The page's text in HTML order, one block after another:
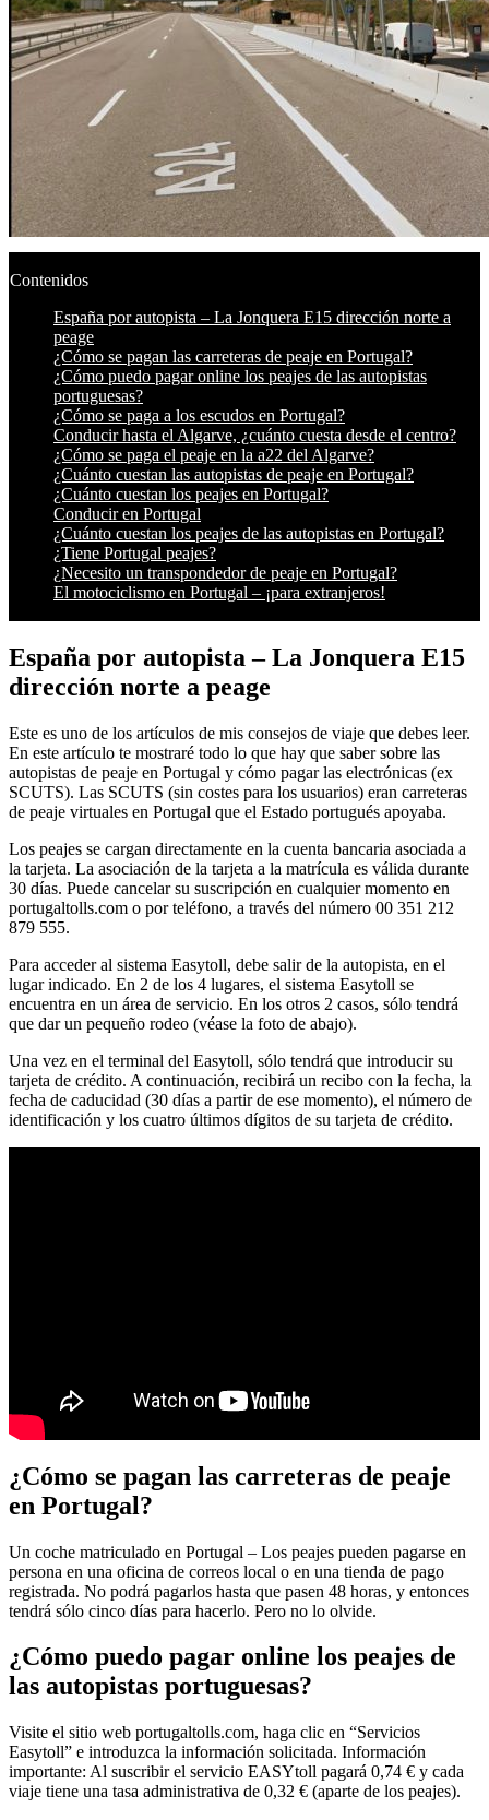
Contenidos
España por autopista – La Jonquera E15 dirección norte a
peage
¿Cómo se pagan las carreteras de peaje en Portugal?
¿Cómo puedo pagar online los peajes de las autopistas
portuguesas?
¿Cómo se paga a los escudos en Portugal?
Conducir hasta el Algarve, ¿cuánto cuesta desde el centro?
¿Cómo se paga el peaje en la a22 del Algarve?
¿Cuánto cuestan las autopistas de peaje en Portugal?
¿Cuánto cuestan los peajes en Portugal?
Conducir en Portugal
¿Cuánto cuestan los peajes de las autopistas en Portugal?
¿Tiene Portugal peajes?
¿Necesito un transpondedor de peaje en Portugal?
El motociclismo en Portugal – ¡para extranjeros!
España por autopista – La Jonquera E15
dirección norte a peage
Este es uno de los artículos de mis consejos de viaje que debes leer.
En este artículo te mostraré todo lo que hay que saber sobre las
autopistas de peaje en Portugal y cómo pagar las electrónicas (ex
SCUTS). Las SCUTS (sin costes para los usuarios) eran carreteras
de peaje virtuales en Portugal que el Estado portugués apoyaba.
Los peajes se cargan directamente en la cuenta bancaria asociada a
la tarjeta. La asociación de la tarjeta a la matrícula es válida durante
30 días. Puede cancelar su suscripción en cualquier momento en
portugaltolls.com o por teléfono, a través del número 00 351 212
879 555.
Para acceder al sistema Easytoll, debe salir de la autopista, en el
lugar indicado. En 2 de los 4 lugares, el sistema Easytoll se
encuentra en un área de servicio. En los otros 2 casos, sólo tendrá
que dar un pequeño rodeo (véase la foto de abajo).
Una vez en el terminal del Easytoll, sólo tendrá que introducir su
tarjeta de crédito. A continuación, recibirá un recibo con la fecha, la
fecha de caducidad (30 días a partir de ese momento), el número de
identificación y los cuatro últimos dígitos de su tarjeta de crédito.
¿Cómo se pagan las carreteras de peaje
en Portugal?
Un coche matriculado en Portugal – Los peajes pueden pagarse en
persona en una oficina de correos local o en una tienda de pago
registrada. No podrá pagarlos hasta que pasen 48 horas, y entonces
tendrá sólo cinco días para hacerlo. Pero no lo olvide.
¿Cómo puedo pagar online los peajes de
las autopistas portuguesas?
Visite el sitio web portugaltolls.com, haga clic en “Servicios
Easytoll” e introduzca la información solicitada. Información
importante: Al suscribir el servicio EASYtoll pagará 0,74 € y cada
viaje tiene una tasa administrativa de 0,32 € (aparte de los peajes).